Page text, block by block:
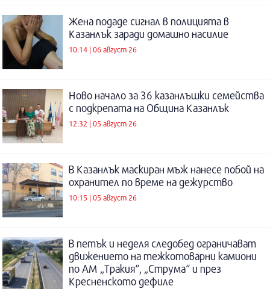
Жена подаде сигнал в полицията в
Казанлък заради домашно насилие
10:14 | 06 август 26
Ново начало за 36 казанлъшки семейства
с подкрепата на Община Казанлък
12:32 | 05 август 26
В Казанлък маскиран мъж нанесе побой на
охранител по време на дежурство
10:15 | 05 август 26
В петък и неделя следобед ограничават
движението на тежкотоварни камиони
по АМ „Тракия“, „Струма“ и през
Кресненското дефиле